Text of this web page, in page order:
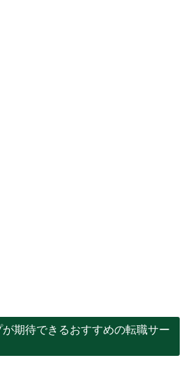
期待できるおすすめの転職サー